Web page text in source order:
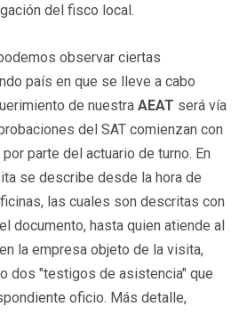
del fisco local.
observar ciertas
país en que se lleve a cabo
de nuestra AEAT será vía
del SAT comienzan con
parte del actuario de turno. En
se describe desde la hora de
las cuales son descritas con
documento, hasta quien atiende al
la empresa objeto de la visita,
dos "testigos de asistencia" que
oficio. Más detalle,